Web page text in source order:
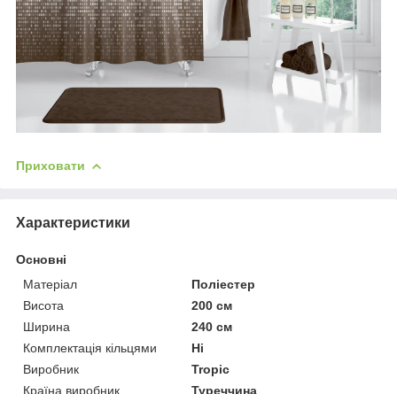
Приховати
Характеристики
Основні
Матеріал
Поліестер
Висота
200 см
Ширина
240 см
Комплектація кільцями
Ні
Виробник
Tropic
Країна виробник
Туреччина